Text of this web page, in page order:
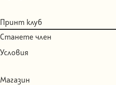
Принт клуб
Станете член
Условия
Магазин